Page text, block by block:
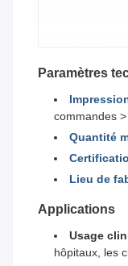
Paramètres
commandes
Quantité
Lieu de
Applications
Usage
hôpitaux, les